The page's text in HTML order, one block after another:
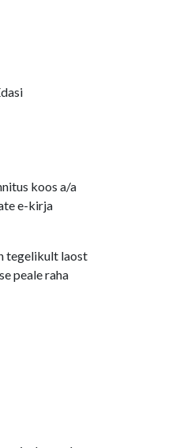
koos a/a
e-kirja
tegelikult laost
peale raha